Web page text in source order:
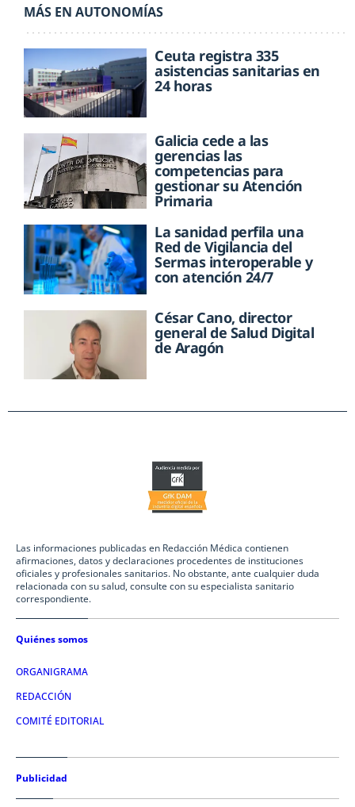
MÁS EN AUTONOMÍAS
Ceuta registra 335
asistencias sanitarias en
24 horas
Galicia cede a las
gerencias las
competencias para
gestionar su Atención
Primaria
La sanidad perfila una
Red de Vigilancia del
Sermas interoperable y
con atención 24/7
César Cano, director
general de Salud Digital
de Aragón
Las informaciones publicadas en Redacción Médica contienen
afirmaciones, datos y declaraciones procedentes de instituciones
oficiales y profesionales sanitarios. No obstante, ante cualquier duda
relacionada con su salud, consulte con su especialista sanitario
correspondiente.
Quiénes somos
ORGANIGRAMA
REDACCIÓN
COMITÉ EDITORIAL
Publicidad